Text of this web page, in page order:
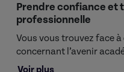
Prendre confiance et
professionnelle
Vous vous trouvez face
concernant l’avenir
votre enfant ? Vous